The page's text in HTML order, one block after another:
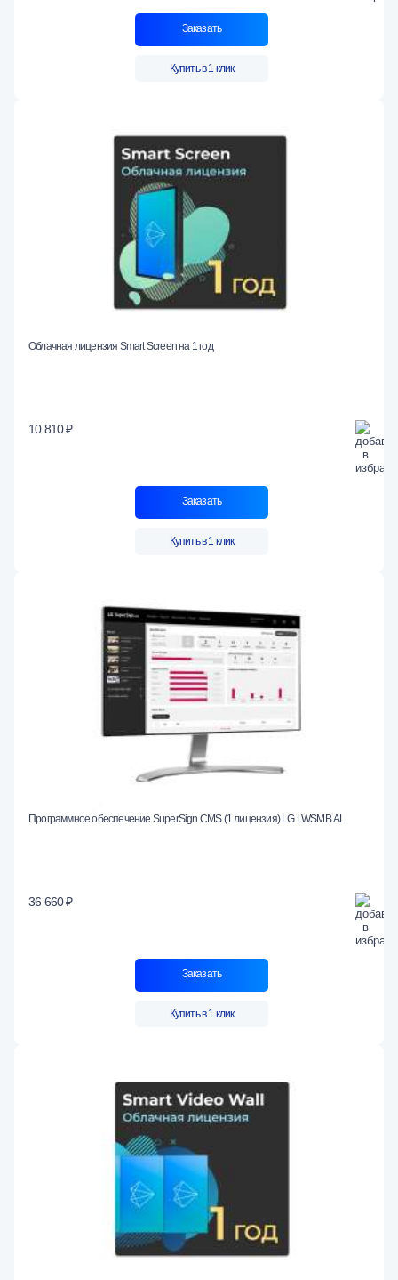
Заказать
Купить в 1 клик
Облачная лицензия Smart Screen на 1 год
10 810 ₽
Заказать
Купить в 1 клик
Программное обеспечение SuperSign CMS (1 лицензия) LG LWSMB.AL
36 660 ₽
Заказать
Купить в 1 клик